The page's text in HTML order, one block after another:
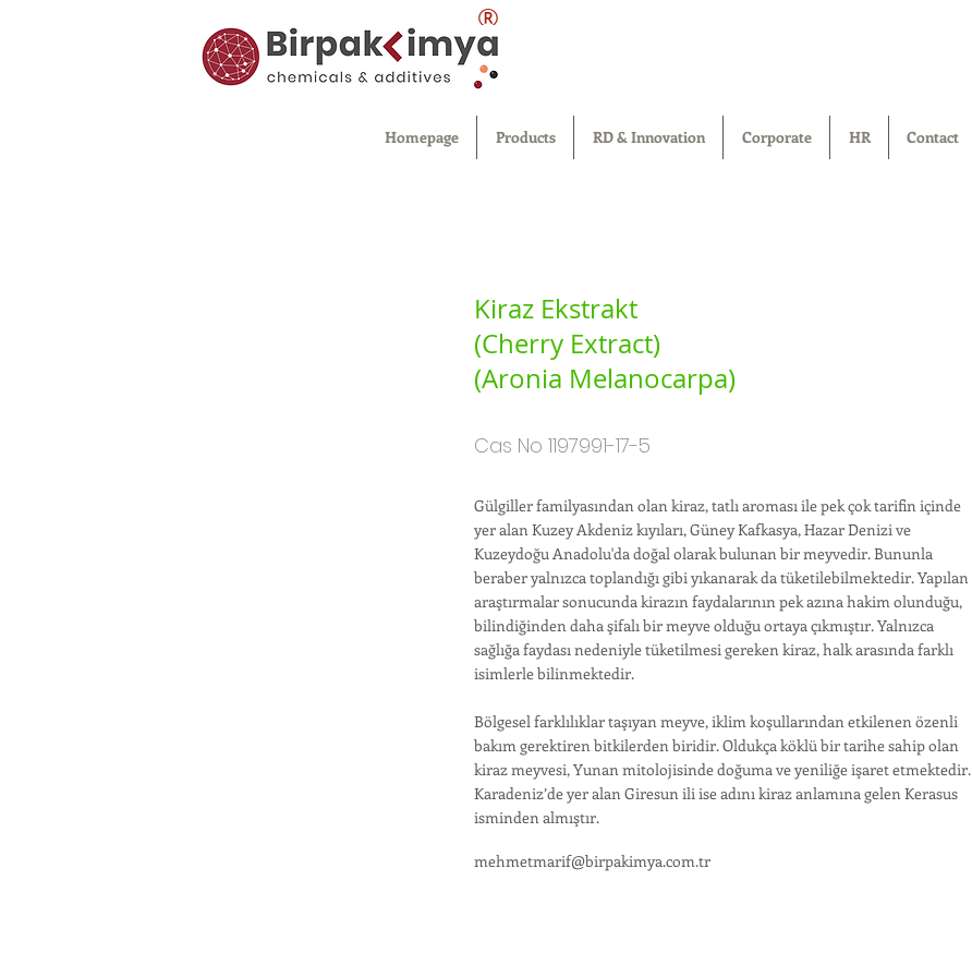
®
Homepage Products RD & Innovation Corporate HR Contact
Kiraz Ekstrakt
(Cherry Extract)
(Aronia Melanocarpa)
Cas No 1197991-17-5
Gülgiller familyasından olan kiraz, tatlı aroması ile pek çok tarifin içinde
yer alan Kuzey Akdeniz kıyıları, Güney Kafkasya, Hazar Denizi ve
Kuzeydoğu Anadolu'da doğal olarak bulunan bir meyvedir. Bununla
beraber yalnızca toplandığı gibi yıkanarak da tüketilebilmektedir. Yapılan
araştırmalar sonucunda kirazın faydalarının pek azına hakim olunduğu,
bilindiğinden daha şifalı bir meyve olduğu ortaya çıkmıştır. Yalnızca
sağlığa faydası nedeniyle tüketilmesi gereken kiraz, halk arasında farklı
isimlerle bilinmektedir.
Bölgesel farklılıklar taşıyan meyve, iklim koşullarından etkilenen özenli
bakım gerektiren bitkilerden biridir. Oldukça köklü bir tarihe sahip olan
kiraz meyvesi, Yunan mitolojisinde doğuma ve yeniliğe işaret etmektedir.
Karadeniz’de yer alan Giresun ili ise adını kiraz anlamına gelen Kerasus
isminden almıştır.
mehmetmarif@birpakimya.com.tr